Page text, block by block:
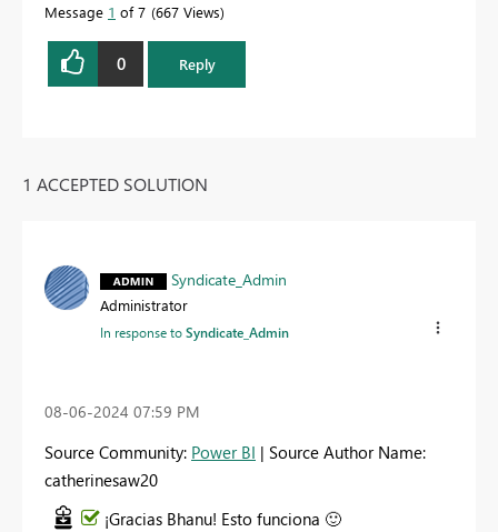
Message 1 of 7 667 Views
0 Reply
1 ACCEPTED SOLUTION
Syndicate_Admin
Administrator
In response toSyndicate_Admin
‎08-06-2024 07:59 PM
Source Community: Power BI | Source Author Name:
catherinesaw20
¡Gracias Bhanu! Esto funciona 🙂